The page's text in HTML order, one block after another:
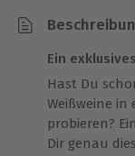
Ein
Hast Du
Weißweine
probieren? Ein
Dir genau